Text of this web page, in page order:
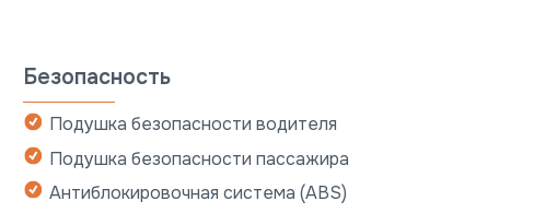
Безопасность
Подушка безопасности водителя
Подушка безопасности пассажира
Антиблокировочная система (ABS)